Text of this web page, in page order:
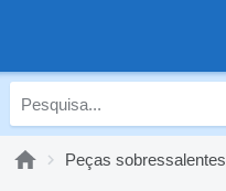
Peças sobressalentes